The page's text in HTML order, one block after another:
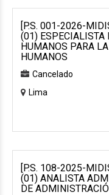
[P.S. 001-2026-
(01) ESPECIALISTA
HUMANOS PARA
HUMANOS
Cancelado
Lima
[P.S. 108-2025-
(01) ANALISTA
DE